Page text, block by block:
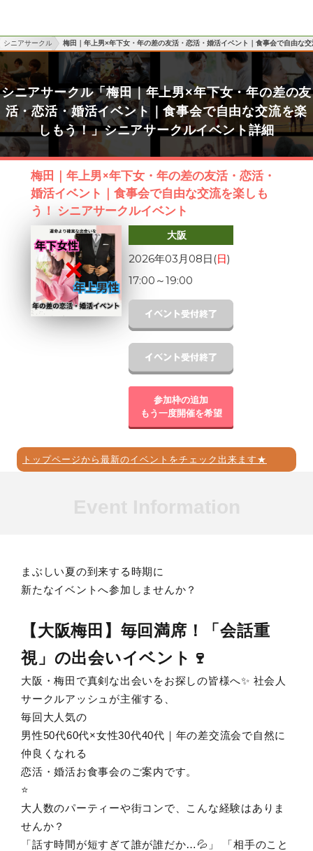
シニアサークル 梅田｜年上男×年下女・年の差の友活・恋活・婚活イベント｜食事会で自由な
シニアサークル「梅田｜年上男×年下女・年の差の友
活・恋活・婚活イベント｜食事会で自由な交流を楽
しもう！」シニアサークルイベント詳細
梅田｜年上男×年下女・年の差の友活・恋活・
婚活イベント｜食事会で自由な交流を楽しも
う！ シニアサークルイベント
大阪
2026年03月08日(日)
17:00 ～19:00
参加枠の追加
もう一度開催を希望
トップページから最新のイベントをチェック出来ます★
まぶしい夏の到来する時期に
新たなイベントへ参加しませんか？
【大阪梅田】毎回満席！「会話重
視」の出会いイベント🍷
大阪・梅田で真剣な出会いをお探しの皆様へ✨ 社会人
サークルアッシュが主催する、
毎回大人気の
男性50代60代×女性30代40代｜年の差交流会で自然に
仲良くなれる
恋活・婚活お食事会のご案内です。
⭐️
大人数のパーティーや街コンで、こんな経験はありま
せんか？
「話す時間が短すぎて誰が誰だか…💦」 「相手のこと